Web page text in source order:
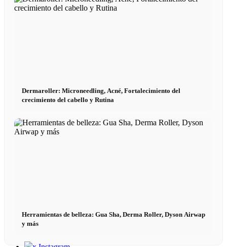
Modelo Podcast
Wiki
Reserva
Contacto
Dermaroller: Microneedling, Acné, Fortalecimiento del
crecimiento del cabello y Rutina
Herramientas de belleza: Gua Sha, Derma Roller, Dyson Airwap
y más